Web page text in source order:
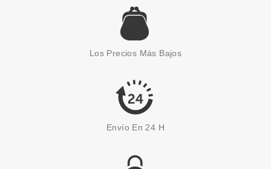
CATRICE
CATRICE KOHL KAJAL LAPIZ DE
OJOS WATERPROOF 050 BEAT
ANTHRAZIT 1.2 G
1.85€
Los Precios Más Bajos
Envío En 24 H